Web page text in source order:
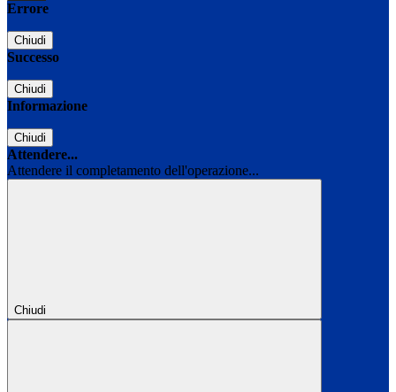
Errore
Chiudi
Successo
Chiudi
Informazione
Chiudi
Attendere...
Attendere il completamento dell'operazione...
Chiudi